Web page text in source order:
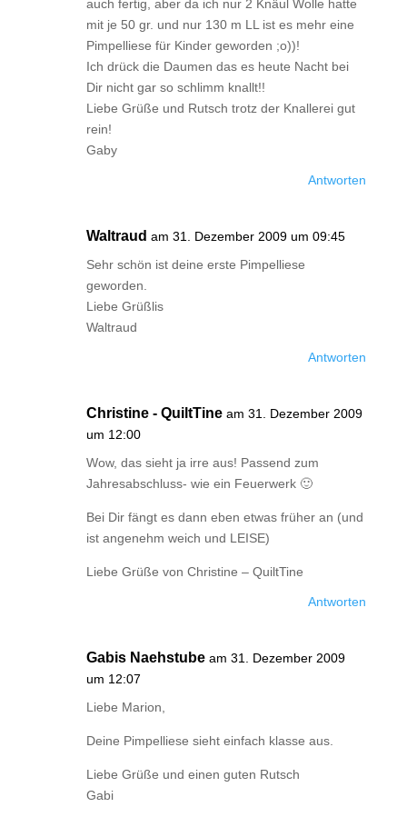
auch fertig, aber da ich nur 2 Knäul Wolle hatte
mit je 50 gr. und nur 130 m LL ist es mehr eine
Pimpelliese für Kinder geworden ;o))!
Ich drück die Daumen das es heute Nacht bei
Dir nicht gar so schlimm knallt!!
Liebe Grüße und Rutsch trotz der Knallerei gut
rein!
Gaby
Antworten
Waltraud am 31. Dezember 2009 um 09:45
Sehr schön ist deine erste Pimpelliese
geworden.
Liebe Grüßlis
Waltraud
Antworten
Christine - QuiltTine am 31. Dezember 2009
um 12:00
Wow, das sieht ja irre aus! Passend zum
Jahresabschluss- wie ein Feuerwerk 🙂
Bei Dir fängt es dann eben etwas früher an (und
ist angenehm weich und LEISE)
Liebe Grüße von Christine – QuiltTine
Antworten
Gabis Naehstube am 31. Dezember 2009
um 12:07
Liebe Marion,
Deine Pimpelliese sieht einfach klasse aus.
Liebe Grüße und einen guten Rutsch
Gabi